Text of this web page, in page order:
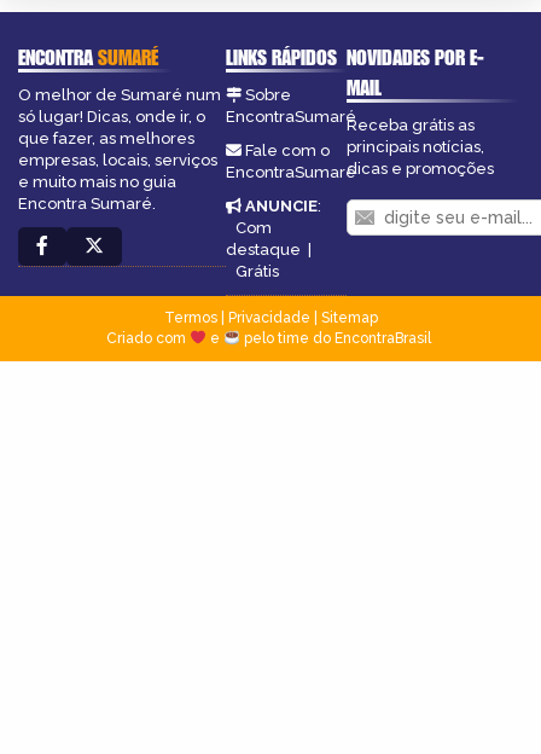
ENCONTRASUMARÉ
O melhor de Sumaré num
só lugar! Dicas, onde ir, o
que fazer, as melhores
empresas, locais, serviços
e muito mais no guia
Encontra Sumaré.
LINKS RÁPIDOS
Sobre
EncontraSumaré
Fale com o
EncontraSumaré
ANUNCIE:
Com
destaque |
Grátis
NOVIDADES POR E-
MAIL
Receba grátis as
principais notícias,
dicas e promoções
Termos| Privacidade
Sitemap
Criado com
e pelo time do EncontraBrasil